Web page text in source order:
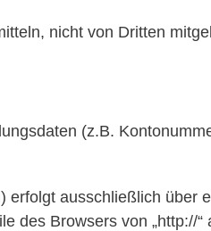
nicht von Dritten
(z.B.
ausschließlich über
Browsers von „http://“